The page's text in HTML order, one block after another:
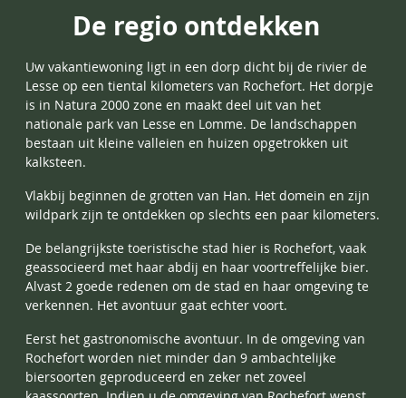
De regio ontdekken
Uw vakantiewoning ligt in een dorp dicht bij de rivier de
Lesse op een tiental kilometers van Rochefort. Het dorpje
is in Natura 2000 zone en maakt deel uit van het
nationale park van Lesse en Lomme. De landschappen
bestaan uit kleine valleien en huizen opgetrokken uit
kalksteen.
Vlakbij beginnen de grotten van Han. Het domein en zijn
wildpark zijn te ontdekken op slechts een paar kilometers.
De belangrijkste toeristische stad hier is Rochefort, vaak
geassocieerd met haar abdij en haar voortreffelijke bier.
Alvast 2 goede redenen om de stad en haar omgeving te
verkennen. Het avontuur gaat echter voort.
Eerst het gastronomische avontuur. In de omgeving van
Rochefort worden niet minder dan 9 ambachtelijke
biersoorten geproduceerd en zeker net zoveel